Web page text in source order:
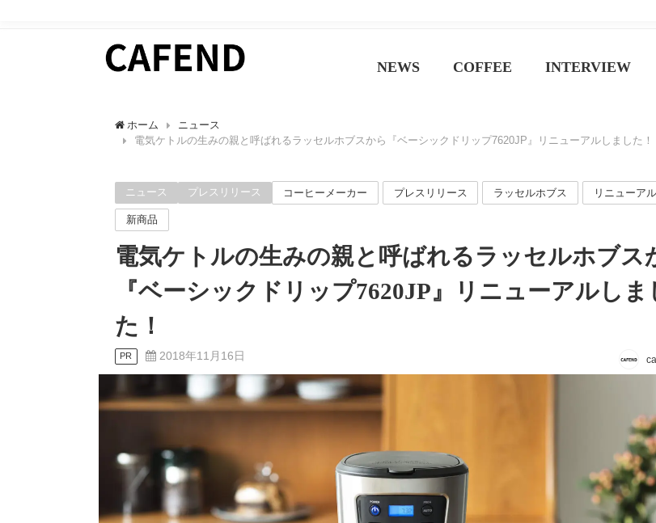
NEWS COFFEE INTERVIEW
ホーム
ニュース
電気ケトルの生みの親と呼ばれるラッセルホブスから『ベーシックドリップ7620JP』リニューアルしました！
ニュース プレスリリース コーヒーメーカー プレスリリース ラッセルホブス リニューアル
新商品
電気ケトルの生みの親と呼ばれるラッセルホブス
『ベーシックドリップ7620JP』リニューアルしま
た！
PR 2018年11月16日